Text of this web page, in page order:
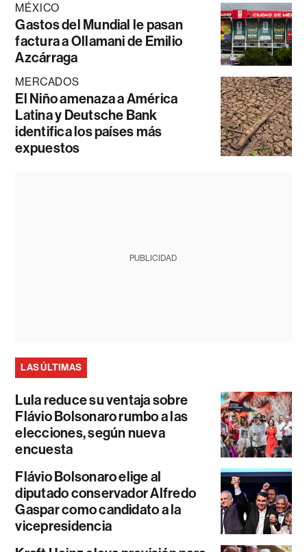
MÉXICO
Gastos del Mundial le pasan
factura a Ollamani de Emilio
Azcárraga
MERCADOS
El Niño amenaza a América
Latina y Deutsche Bank
identifica los países más
expuestos
PUBLICIDAD
LAS ÚLTIMAS
Lula reduce su ventaja sobre
Flávio Bolsonaro rumbo a las
elecciones, según nueva
encuesta
Flávio Bolsonaro elige al
diputado conservador Alfredo
Gaspar como candidato a la
vicepresidencia